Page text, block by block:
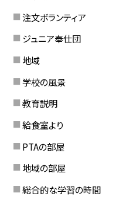
注文ボランティア
ジュニア奉仕団
地域
学校の風景
教育説明
給食室より
PTAの部屋
地域の部屋
総合的な学習の時間